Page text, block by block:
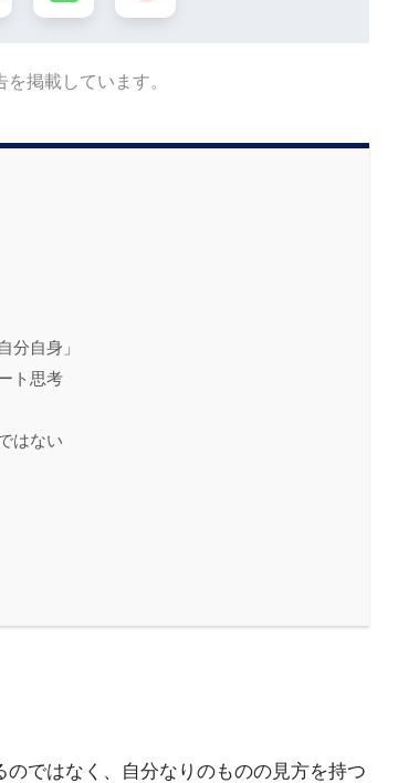
掲載しています。
分自身」
ト思考
はない
ではなく、自分なりのものの見方を持つ